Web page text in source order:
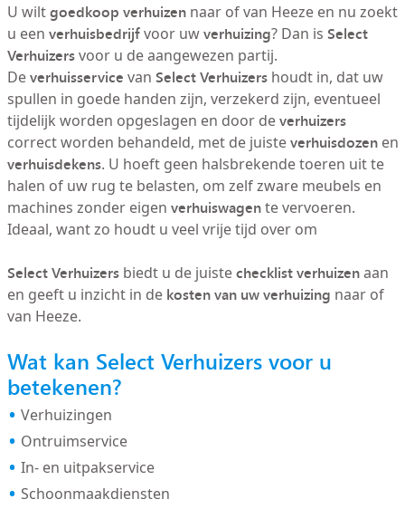
U wiltgoedkoop verhuizennaar of van Heeze en nu zoekt
u een verhuisbedrijfvoor uwverhuizing? Dan is Select
Verhuizersvoor u de aangewezen partij.
Deverhuisservice van Select Verhuizershoudt in, dat uw
spullen in goede handen zijn, verzekerd zijn, eventueel
tijdelijk worden opgeslagen en door deverhuizers
correct worden behandeld, met de juisteverhuisdozenen
verhuisdekens. U hoeft geen halsbrekende toeren uit te
halen of uw rug te belasten, om zelf zware meubels en
machines zonder eigen verhuiswagente vervoeren.
Ideaal, want zo houdt u veel vrije tijd over om
Select Verhuizersbiedt u de juistechecklist verhuizenaan
en geeft u inzicht in de kosten van uw verhuizing naar of
van Heeze.
Wat kan Select Verhuizers voor u
betekenen?
Verhuizingen
Ontruimservice
In- en uitpakservice
Schoonmaakdiensten